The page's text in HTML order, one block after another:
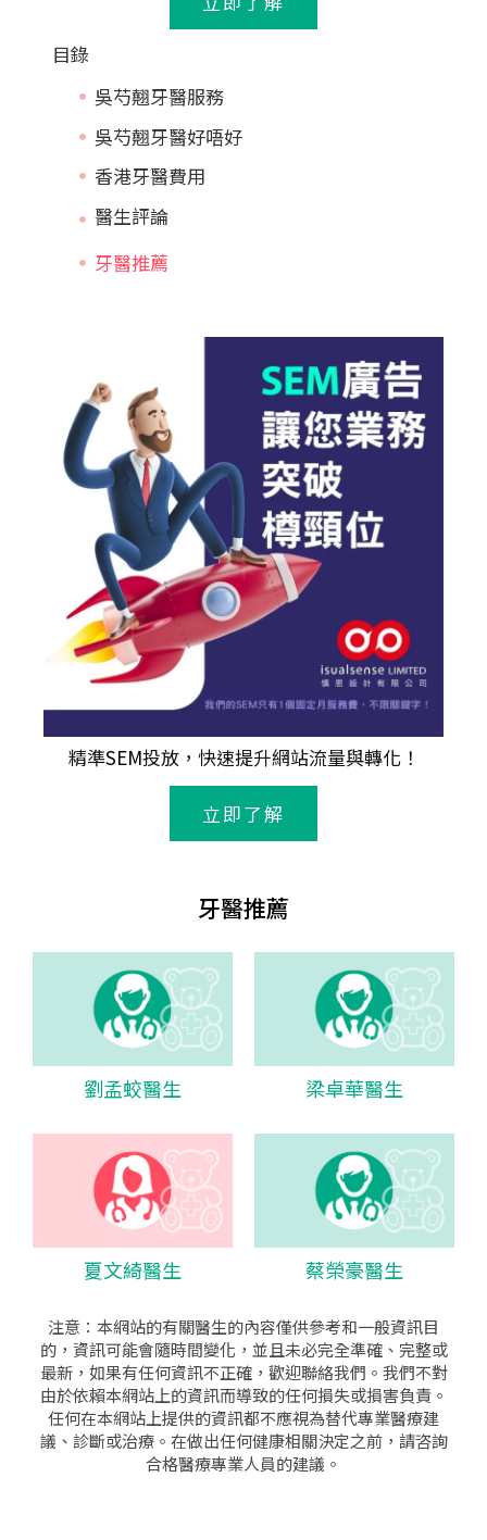
目錄
吳芍翹牙醫服務
吳芍翹牙醫好唔好
香港牙醫費用
牙醫推薦
精準SEM投放，快速提升網站流量與轉化！
立即了解
牙醫推薦
劉孟蛟醫生 梁卓華醫生
夏文綺醫生 蔡榮豪醫生
注意：本網站的有關醫生的內容僅供參考和一般資訊目
的，資訊可能會隨時間變化，並且未必完全準確、完整或
最新，如果有任何資訊不正確，歡迎聯絡我們。我們不對
由於依賴本網站上的資訊而導致的任何損失或損害負責。
任何在本網站上提供的資訊都不應視為替代專業醫療建
議、診斷或治療。在做出任何健康相關決定之前，請咨詢
合格醫療專業人員的建議。